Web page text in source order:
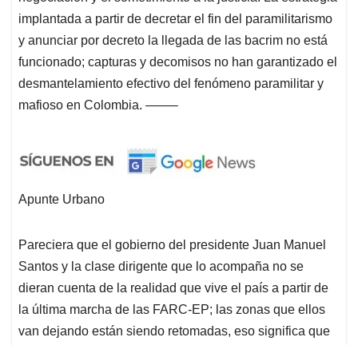
implantada a partir de decretar el fin del paramilitarismo
y anunciar por decreto la llegada de las bacrim no está
funcionado; capturas y decomisos no han garantizado el
desmantelamiento efectivo del fenómeno paramilitar y
mafioso en Colombia. ——–
Apunte Urbano
Pareciera que el gobierno del presidente Juan Manuel
Santos y la clase dirigente que lo acompaña no se
dieran cuenta de la realidad que vive el país a partir de
la última marcha de las FARC-EP; las zonas que ellos
van dejando están siendo retomadas, eso significa que